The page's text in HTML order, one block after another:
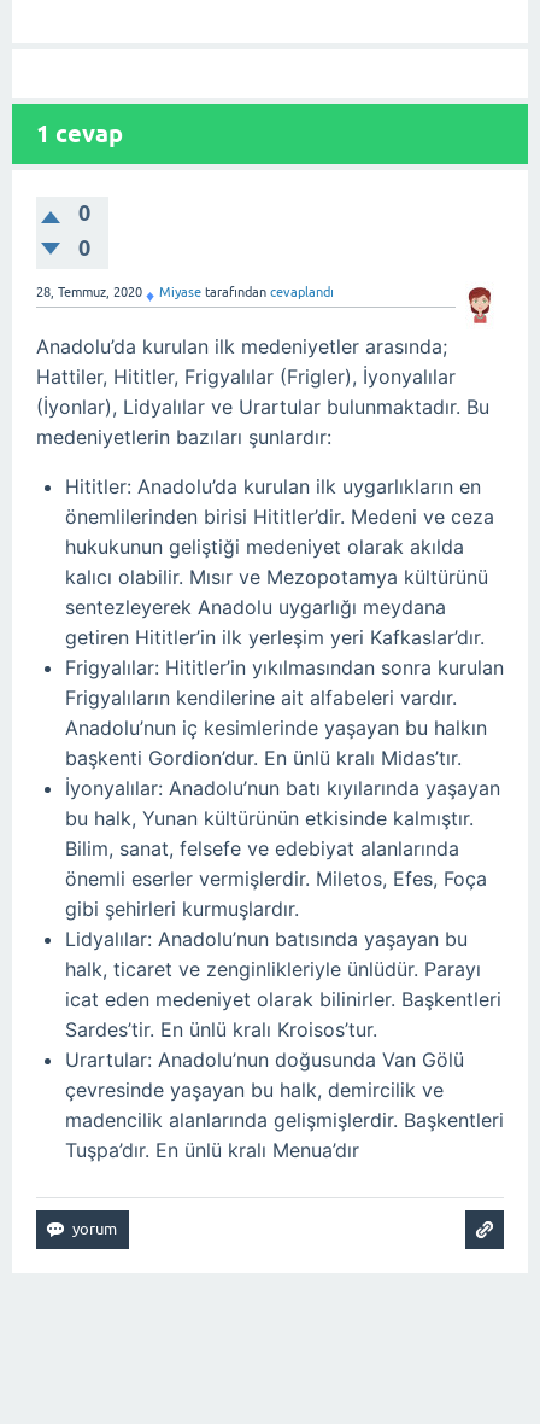
1 cevap
0
0
28, Temmuz, 2020 ♦ Miyase tarafından cevaplandı
Anadolu’da kurulan ilk medeniyetler arasında;
Hattiler, Hititler, Frigyalılar (Frigler), İyonyalılar
(İyonlar), Lidyalılar ve Urartular bulunmaktadır. Bu
medeniyetlerin bazıları şunlardır:
Hititler: Anadolu’da kurulan ilk uygarlıkların en
önemlilerinden birisi Hititler’dir. Medeni ve ceza
hukukunun geliştiği medeniyet olarak akılda
kalıcı olabilir. Mısır ve Mezopotamya kültürünü
sentezleyerek Anadolu uygarlığı meydana
getiren Hititler’in ilk yerleşim yeri Kafkaslar’dır.
Frigyalılar: Hititler’in yıkılmasından sonra kurulan
Frigyalıların kendilerine ait alfabeleri vardır.
Anadolu’nun iç kesimlerinde yaşayan bu halkın
başkenti Gordion’dur. En ünlü kralı Midas’tır.
İyonyalılar: Anadolu’nun batı kıyılarında yaşayan
bu halk, Yunan kültürünün etkisinde kalmıştır.
Bilim, sanat, felsefe ve edebiyat alanlarında
önemli eserler vermişlerdir. Miletos, Efes, Foça
gibi şehirleri kurmuşlardır.
Lidyalılar: Anadolu’nun batısında yaşayan bu
halk, ticaret ve zenginlikleriyle ünlüdür. Parayı
icat eden medeniyet olarak bilinirler. Başkentleri
Sardes’tir. En ünlü kralı Kroisos’tur.
Urartular: Anadolu’nun doğusunda Van Gölü
çevresinde yaşayan bu halk, demircilik ve
madencilik alanlarında gelişmişlerdir. Başkentleri
Tuşpa’dır. En ünlü kralı Menua’dır